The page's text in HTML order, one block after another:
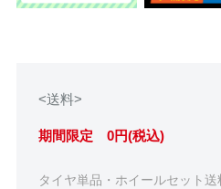
<送料>
期間限定 0円(税込)
タイヤ単品・ホイールセット送